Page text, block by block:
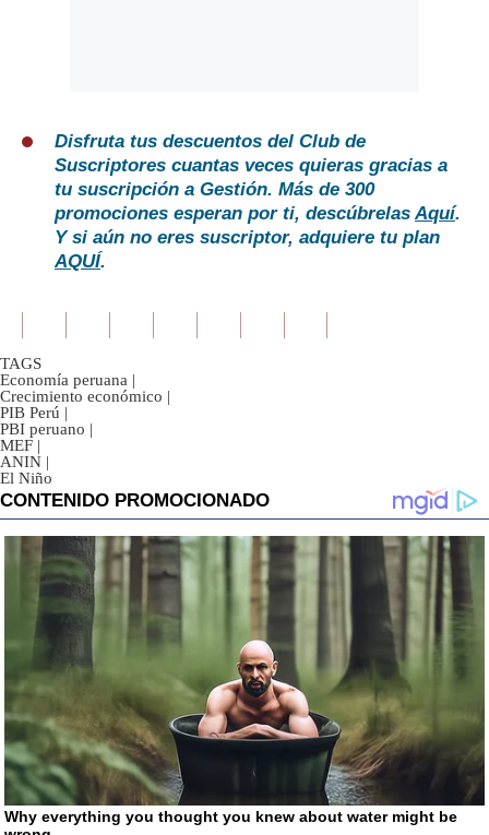
Disfruta tus descuentos del Club de
Suscriptores cuantas veces quieras gracias a
tu suscripción a Gestión. Más de 300
promociones esperan por ti, descúbrelasAquí.
Y si aún no eres suscriptor, adquiere tu plan
AQUÍ.
TAGS
Economía peruana |
Crecimiento económico |
PIB Perú |
PBI peruano |
MEF |
ANIN |
El Niño